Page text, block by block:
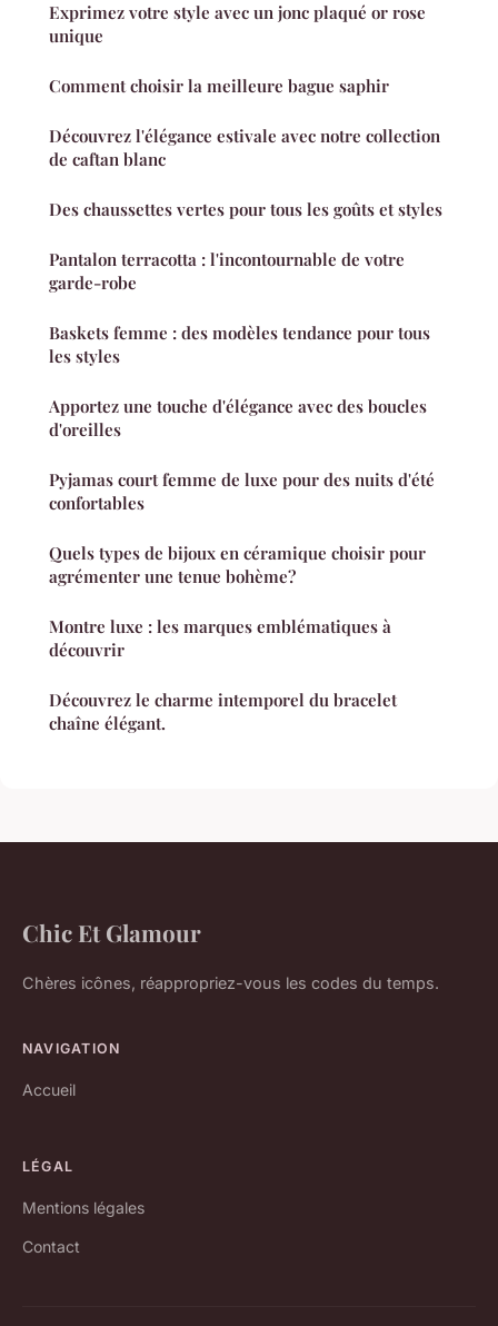
Exprimez votre style avec un jonc plaqué or rose
unique
Comment choisir la meilleure bague saphir
Découvrez l'élégance estivale avec notre collection
de caftan blanc
Des chaussettes vertes pour tous les goûts et styles
Pantalon terracotta : l'incontournable de votre
garde-robe
Baskets femme : des modèles tendance pour tous
les styles
Apportez une touche d'élégance avec des boucles
d'oreilles
Pyjamas court femme de luxe pour des nuits d'été
confortables
Quels types de bijoux en céramique choisir pour
agrémenter une tenue bohème?
Montre luxe : les marques emblématiques à
découvrir
Découvrez le charme intemporel du bracelet
chaîne élégant.
Chic Et Glamour
Chères icônes, réappropriez-vous les codes du temps.
NAVIGATION
Accueil
LÉGAL
Mentions légales
Contact